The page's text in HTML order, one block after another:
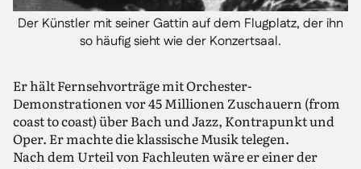
Der Künstler mit seiner Gattin auf dem Flugplatz, der ihn
so häufig sieht wie der Konzertsaal.
Er hält Fernsehvorträge mit Orchester-
Demonstrationen vor 45 Millionen Zuschauern (from
coast to coast) über Bach und Jazz, Kontrapunkt und
Oper. Er machte die klassische Musik telegen.
Nach dem Urteil von Fachleuten wäre er einer der